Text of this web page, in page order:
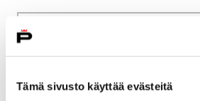
Tämä sivusto käyttää evästeitä
Kulttuuri ja vapaa-aika